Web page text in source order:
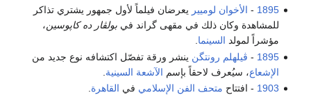
1895
- الأخوان لوميير يعرضان فيلماً لأول جمهور يشتري تذاكر
للمشاهدة وكان ذلك في مقهى گراند فيبولڤار ده كاپوسين،
مؤشراً لمولد السينما.
1895
- ڤيلهلم رونتگن ينشر ورقة تفصّل اكتشافه نوع جديد من
الإشعاع، سيُعرف لاحقاً بإسم الآشعة السينية
1903 - افتتاح متحف الفن الإسلامي في القاهرة